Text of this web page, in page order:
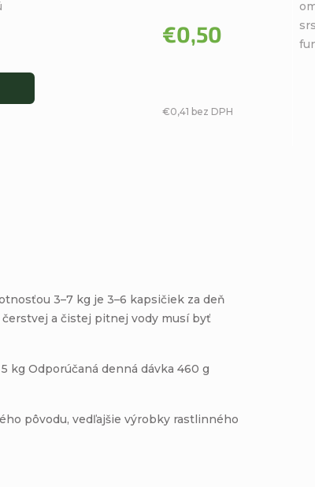
€0,41 bez DPH
€0,50
3–7 kg je 3–6 kapsičiek za deň
a čistej pitnej vody musí byť
kg Odporúčaná denná dávka 460 g
pôvodu, vedľajšie výrobky rastlinného